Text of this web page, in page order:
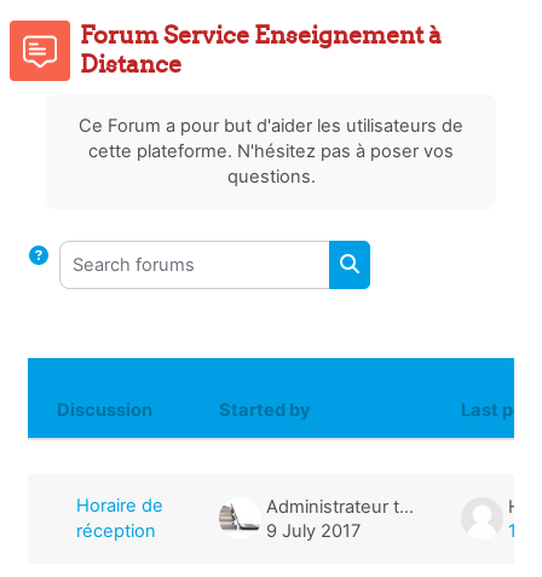
Forum Service Enseignement à
Distance
Ce Forum a pour but d'aider les utilisateurs de
cette plateforme. N'hésitez pas à poser vos
questions.
Search forums
SEARCH FORUMS
Status
Discussion Started by Last post
Horaire de
réception
Administrateur télé-enseignement
9 July 2017
12